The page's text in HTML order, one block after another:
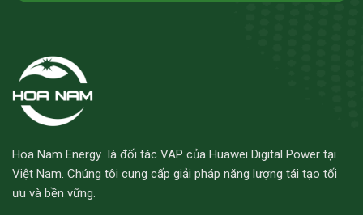
Hoa Nam Energy là đối tác VAP của Huawei Digital Power tại
Việt Nam. Chúng tôi cung cấp giải pháp năng lượng tái tạo tối
ưu và bền vững.